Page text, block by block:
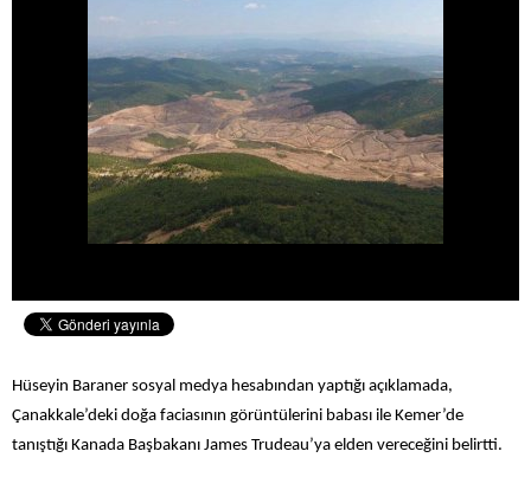
Hüseyin Baraner sosyal medya hesabından yaptığı açıklamada,
Çanakkale’deki doğa faciasının görüntülerini babası ile Kemer’de
tanıştığı Kanada Başbakanı James Trudeau’ya elden vereceğini belirtti.